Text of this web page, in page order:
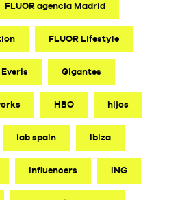
FLUOR agencia Madrid
FLUOR Lifestyle
Gigantes
HBO hijos
iab spain Ibiza
influencers ING